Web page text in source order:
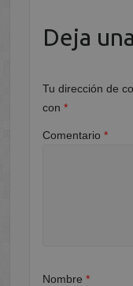
Deja
Tu dirección de
con*
Comentario*
Nombre*